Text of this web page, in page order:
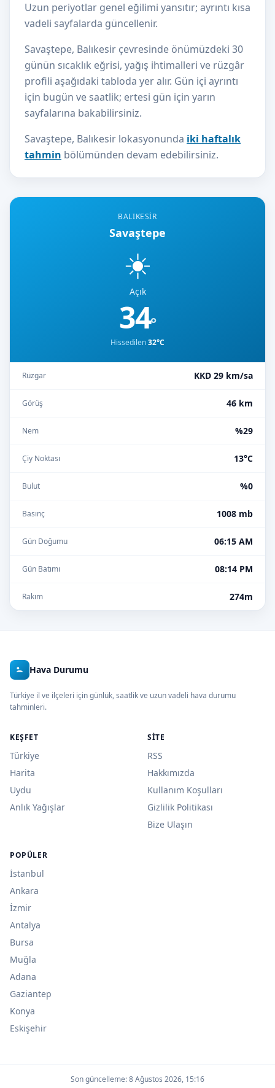
BALIKESIR
Savaştepe
☀️
Açık
34°
Hissedilen32°C
Rüzgar KKD 29 km/sa
Görüş 46 km
Nem %29
Çiy Noktası 13°C
Bulut %0
Basınç 1008 mb
Gün Doğumu 06:15 AM
Gün Batımı 08:14 PM
Rakım 274m
Uzun periyotlar genel eğilimi yansıtır; ayrıntı kısa
vadeli sayfalarda güncellenir.
Savaştepe, Balıkesir çevresinde önümüzdeki 30
günün sıcaklık eğrisi, yağış ihtimalleri ve rüzgâr
profili aşağıdaki tabloda yer alır. Gün içi ayrıntı
için bugün ve saatlik; ertesi gün için yarın
sayfalarına bakabilirsiniz.
Savaştepe, Balıkesir lokasyonunda iki haftalık
tahmin bölümünden devam edebilirsiniz.
Hava Durumu
Türkiye il ve ilçeleri için günlük, saatlik ve uzun vadeli hava durumu
tahminleri.
KEŞFET
Türkiye
Harita
Uydu
Anlık Yağışlar
SITE
RSS
Hakkımızda
Kullanım Koşulları
Gizlilik Politikası
Bize Ulaşın
POPÜLER
İstanbul
Ankara
İzmir
Antalya
Bursa
Muğla
Adana
Gaziantep
Konya
Eskişehir
Son güncelleme:8 Ağustos 2026, 15:16